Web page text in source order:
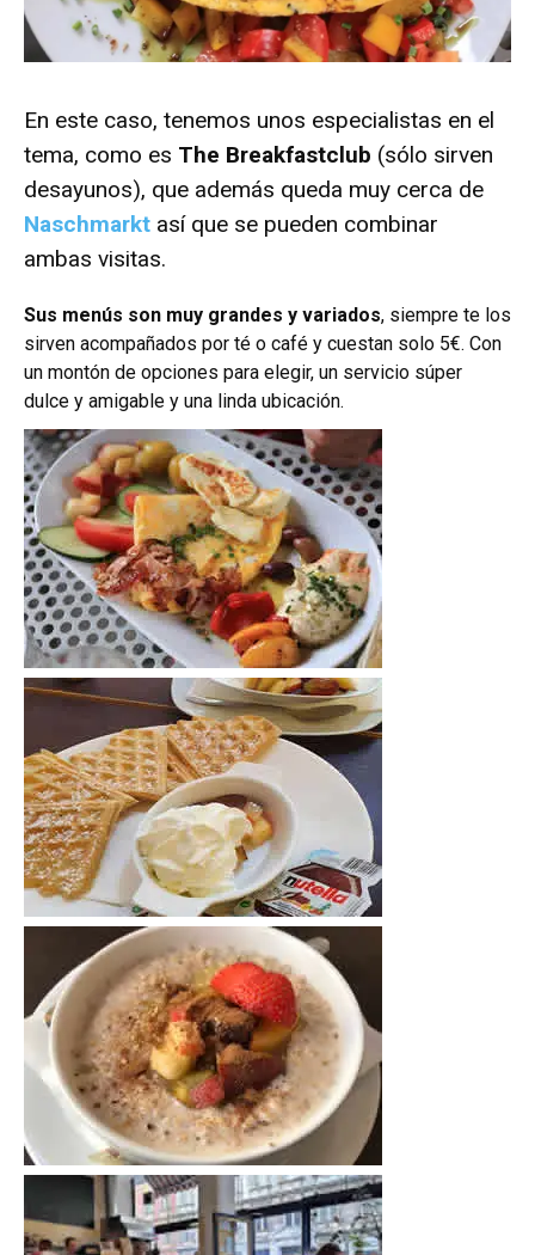
En este caso, tenemos unos especialistas en el
tema, como es The Breakfastclub (sólo sirven
desayunos), que además queda muy cerca de
Naschmarkt así que se pueden combinar
ambas visitas.
Sus menús son muy grandes y variados, siempre te los
sirven acompañados por té o café y cuestan solo 5€. Con
un montón de opciones para elegir, un servicio súper
dulce y amigable y una linda ubicación.